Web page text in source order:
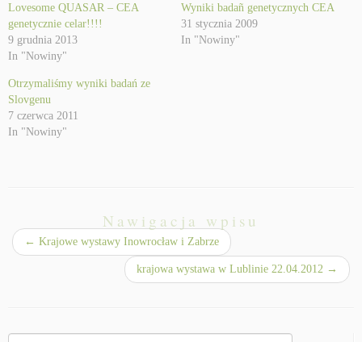
Lovesome QUASAR – CEA
genetycznie celar!!!!
9 grudnia 2013
In "Nowiny"
Wyniki badañ genetycznych CEA
31 stycznia 2009
In "Nowiny"
Otrzymaliśmy wyniki badań ze
Slovgenu
7 czerwca 2011
In "Nowiny"
Nawigacja wpisu
← Krajowe wystawy Inowrocław i Zabrze
krajowa wystawa w Lublinie 22.04.2012 →